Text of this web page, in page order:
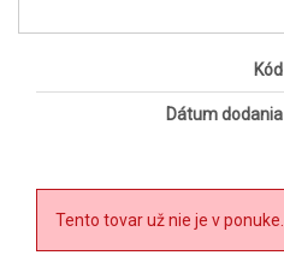
Kód
Dátum dodania
Tento tovar už nie je v ponuke.